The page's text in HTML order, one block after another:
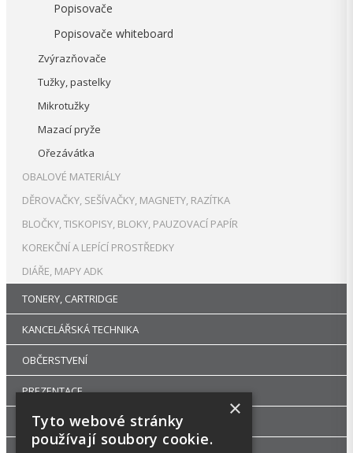
Popisovače
Popisovače whiteboard
Zvýrazňovače
Tužky, pastelky
Mikrotužky
Mazací pryže
Ořezávátka
OBALOVÉ MATERIÁLY
DĚROVAČKY, SEŠÍVAČKY, MAGNETY, RAZÍTKA
BLOČKY, TISKOPISY, BLOKY, PAUZOVACÍ PAPÍR
KOREKČNÍ A LEPÍCÍ PROSTŘEDKY
DIÁŘE, MAPY ADK
TONERY, CARTRIDGE
KANCELÁŘSKÁ TECHNIKA
OBČERSTVENÍ
PREZENTACE
DROGERIE
×
Tyto webové stránky
používají soubory cookie.